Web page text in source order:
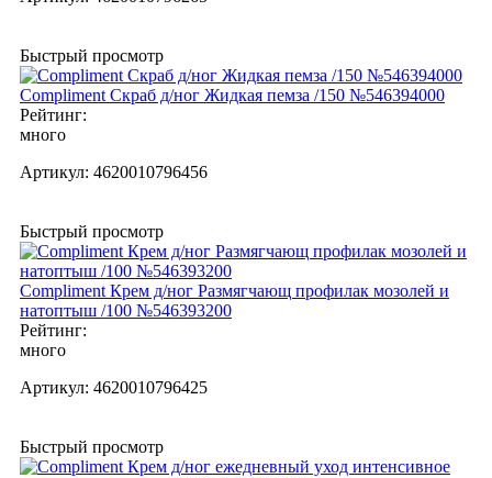
Быстрый просмотр
Compliment Скраб д/ног Жидкая пемза /150 №546394000
Рейтинг:
много
Артикул: 4620010796456
Быстрый просмотр
Compliment Крем д/ног Размягчающ профилак мозолей и
натоптыш /100 №546393200
Рейтинг:
много
Артикул: 4620010796425
Быстрый просмотр